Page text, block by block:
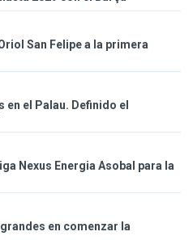
San Felipe a la primera
en el Palau. Definido el
Nexus Energia Asobal para la
en comenzar la